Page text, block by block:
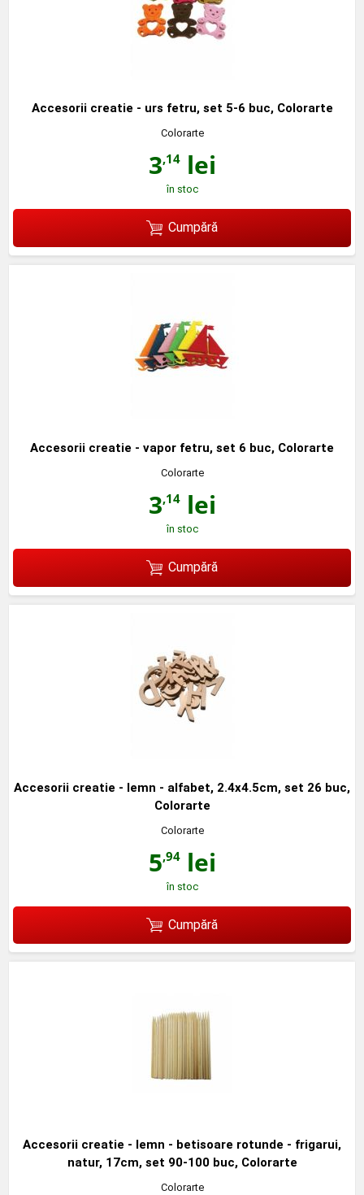
Accesorii creatie - urs fetru, set 5-6 buc, Colorarte
Colorarte
3,14lei
în stoc
Cumpără
Accesorii creatie - vapor fetru, set 6 buc, Colorarte
Colorarte
3,14lei
în stoc
Cumpără
Accesorii creatie - lemn - alfabet, 2.4x4.5cm, set 26 buc,
Colorarte
Colorarte
5,94lei
în stoc
Cumpără
Accesorii creatie - lemn - betisoare rotunde - frigarui,
natur, 17cm, set 90-100 buc, Colorarte
Colorarte